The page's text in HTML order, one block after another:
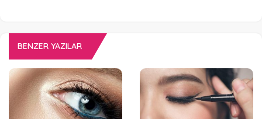
BENZER YAZILAR